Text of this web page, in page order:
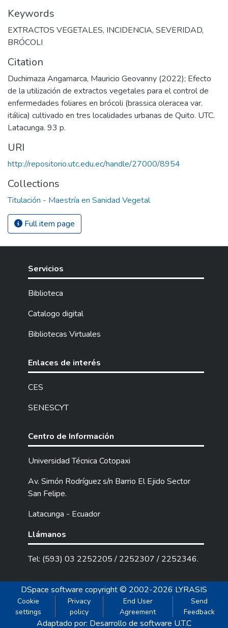
Keywords
EXTRACTOS VEGETALES, INCIDENCIA, SEVERIDAD,
BRÓCOLI
Citation
Duchimaza Angamarca, Mauricio Geovanny (2022); Efecto
de la utilización de extractos vegetales para el control de
enfermedades foliares en brócoli (brassica oleracea var.
itálica) cultivado en tres localidades urbanas de Quito. UTC.
Latacunga. 93 p.
URI
http://repositorio.utc.edu.ec/handle/27000/8954
Collections
Titulación - Maestría en Sanidad Vegetal
Full item page
Servicios
Biblioteca
Catalogo digital
Bibliotecas Virtuales
Enlaces de interés
CES
SENESCYT
Centro de Información
Universidad Técnica Cotopaxi
Av. Simón Rodríguez s/n Barrio El Ejido Sector
San Felipe.
Latacunga - Ecuador
Llámanos
Tel: (593) 03 2252205 / 2252307 / 2252346.
DSpace software copyright © 2002-2026 LYRASIS
Cookie
settings
Privacy
policy
End User
Agreement
Send
Feedback
Adaptado por: Desarrollo de software U.T.C